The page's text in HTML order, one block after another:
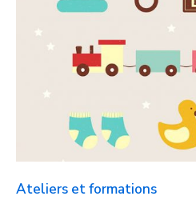
Ateliers et formations